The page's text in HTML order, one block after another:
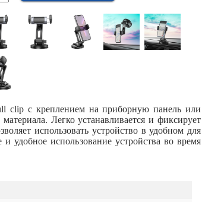
clip с креплением на приборную панель или
Легко устанавливается и фиксирует
использовать устройство в удобном для
удобное использование устройства во время